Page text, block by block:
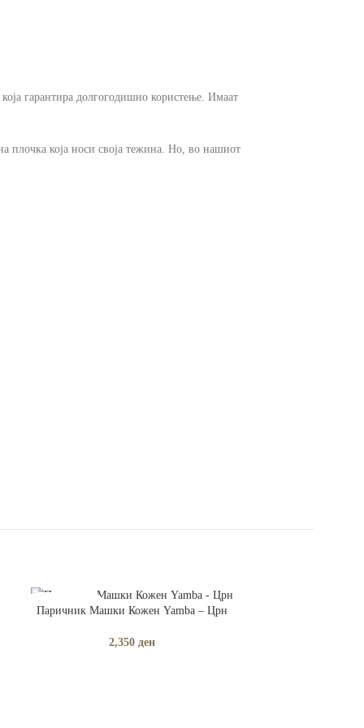
гарантира долгогодишно користење. Имаат
плочка која носи своја тежина. Но, во нашиот
РАСПРОДАДЕНО
ПРОЧИТАЈ ПОВЕЌЕ
Паричник Машки Кожен Yamba – Црн
2,350 ден